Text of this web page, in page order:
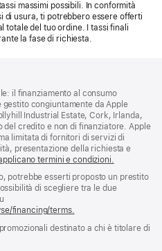
massimi possibili. In conformità
di usura, ti potrebbero essere offerti
totale del tuo ordine. I tassi finali
la fase di richiesta.
il finanziamento al consumo
gestito congiuntamente da Apple
Industrial Estate, Cork, Irlanda,
credito e non di finanziatore. Apple
limitata di fornitori di servizi di
presentazione della richiesta e
termini e condizioni.
potrebbe esserti proposto un prestito
di scegliere tra le due
financing/terms.
destinato a chi è titolare di